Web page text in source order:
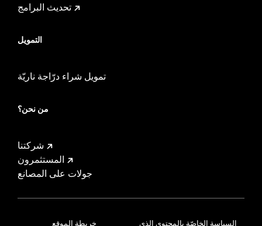
تحديث البرامج
التمويل
تمويل شراء درّاجة ناريّة
من نحن؟
شركتنا
المستثمرون
جولات على المصانع
خريطة الموقع السياسة الخاصّة بالمحتوى الذي